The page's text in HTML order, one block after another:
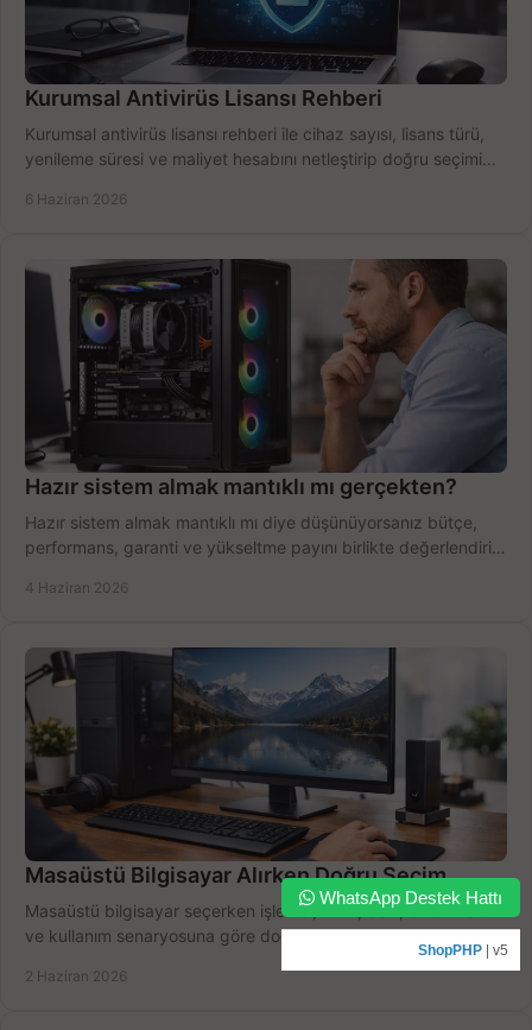
Kurumsal Antivirüs Lisansı Rehberi
Kurumsal antivirüs lisansı rehberi ile cihaz sayısı, lisans türü,
yenileme süresi ve maliyet hesabını netleştirip doğru seçimi
6 Haziran 2026
Hazır sistem almak mantıklı mı gerçekten?
Hazır sistem almak mantıklı mı diye düşünüyorsanız bütçe,
performans, garanti ve yükseltme payını birlikte değerlendirin,
4 Haziran 2026
Masaüstü Bilgisayar Alırken Doğru Seçim
Masaüstü bilgisayar seçerken işlemci, RAM, SSD, ekran kartı
ve kullanım senaryosuna göre doğru modeli bulun, bütçenizi
2 Haziran 2026
WhatsApp Destek Hattı
ShopPHP | v5